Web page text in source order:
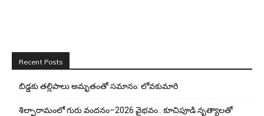
Recent Posts
బిడ్డ‌కు త‌ల్లిపాలు అమృతంతో స‌మానం: లోవ‌కుమారి
శిల్పారామంలో గురు వందనం–2026 వైభవం.. కూచిపూడి నృత్యాలతో